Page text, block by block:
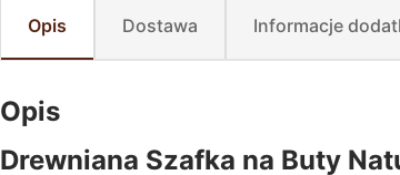
Opis Dostawa Informacje
Opis
Drewniana Szafka na Buty